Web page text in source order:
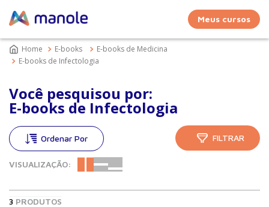
Meus cursos
E-books
E-books de Medicina
E-books de Infectologia
Você pesquisou por:
E-books de Infectologia
VISUALIZAÇÃO:
FILTRAR
3 PRODUTOS